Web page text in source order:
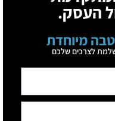
העסק.
מיוחדת
לצרכים שלכם